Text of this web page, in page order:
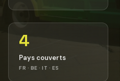
4
Pays couverts
FR · BE · IT · ES